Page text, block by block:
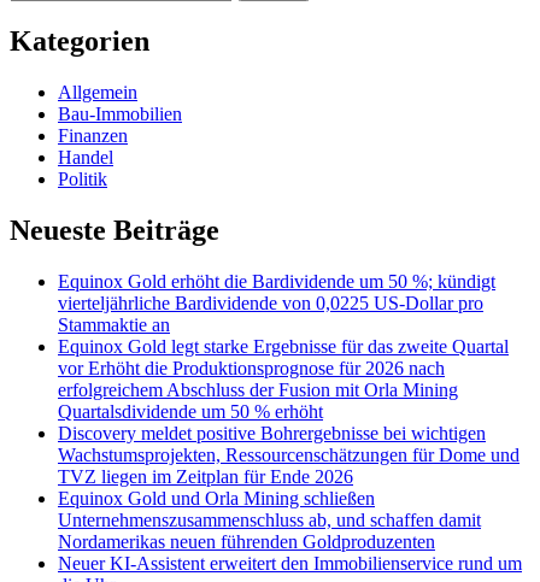
nach:
Kategorien
Allgemein
Bau-Immobilien
Finanzen
Handel
Politik
Neueste Beiträge
Equinox Gold erhöht die Bardividende um 50 %; kündigt
vierteljährliche Bardividende von 0,0225 US-Dollar pro
Stammaktie an
Equinox Gold legt starke Ergebnisse für das zweite Quartal
vor Erhöht die Produktionsprognose für 2026 nach
erfolgreichem Abschluss der Fusion mit Orla Mining
Quartalsdividende um 50 % erhöht
Discovery meldet positive Bohrergebnisse bei wichtigen
Wachstumsprojekten, Ressourcenschätzungen für Dome und
TVZ liegen im Zeitplan für Ende 2026
Equinox Gold und Orla Mining schließen
Unternehmenszusammenschluss ab, und schaffen damit
Nordamerikas neuen führenden Goldproduzenten
Neuer KI-Assistent erweitert den Immobilienservice rund um